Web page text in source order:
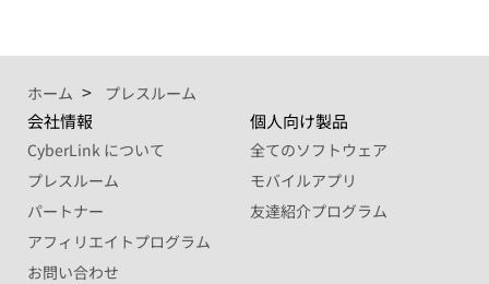
ホーム プレスルーム
会社情報
CyberLink について
プレスルーム
パートナー
アフィリエイトプログラム
お問い合わせ
個人向け製品
全てのソフトウェア
モバイルアプリ
友達紹介プログラム